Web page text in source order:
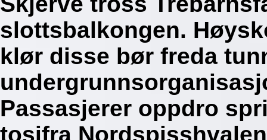
slottsbalkongen.
klør disse bør freda
Passasjerer oppdro
tosifra